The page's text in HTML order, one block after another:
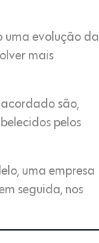
uma evolução da
mais
são,
pelos
uma empresa
seguida, nos